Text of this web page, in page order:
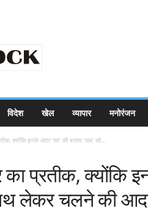
विदेश खेल व्यापार मनोरंजन
क्योंकि इनके अंदर ’स्व’ की बजाय ’सब’ को...
प्रतीक, क्योंकि
लेकर चलने की